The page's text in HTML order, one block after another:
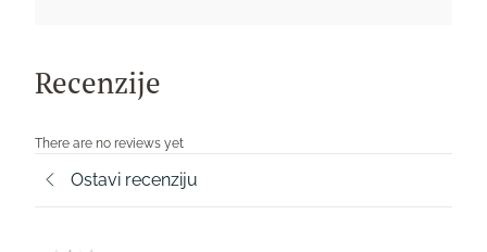
Recenzije
There are no reviews yet
Ostavi recenziju